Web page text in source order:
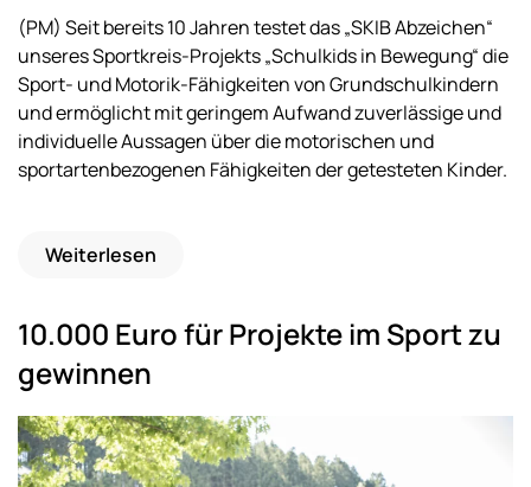
(PM) Seit bereits 10 Jahren testet das „SKIB Abzeichen“
unseres Sportkreis-Projekts „Schulkids in Bewegung“ die
Sport- und Motorik-Fähigkeiten von Grundschulkindern
und ermöglicht mit geringem Aufwand zuverlässige und
individuelle Aussagen über die motorischen und
sportartenbezogenen Fähigkeiten der getesteten Kinder.
Weiterlesen
10.000 Euro für Projekte im Sport zu
gewinnen